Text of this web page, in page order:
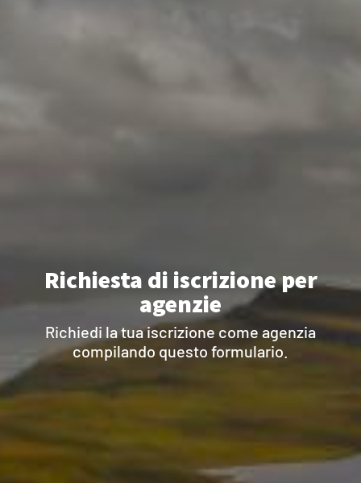
Richiesta di iscrizione per
agenzie
Richiedi la tua iscrizione come agenzia
compilando questo formulario.